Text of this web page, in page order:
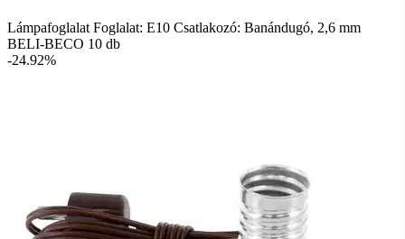
Lámpafoglalat Foglalat: E10 Csatlakozó: Banándugó, 2,6 mm
BELI-BECO 10 db
-24.92%